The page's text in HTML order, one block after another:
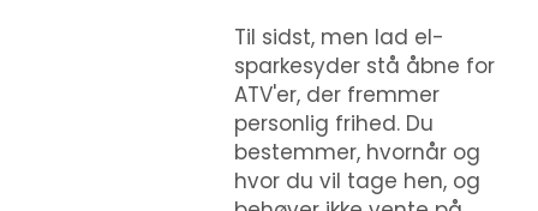
Til sidst, men lad el-
sparkesyder stå åbne for
ATV'er, der fremmer
personlig frihed. Du
bestemmer, hvornår og
hvor du vil tage hen, og